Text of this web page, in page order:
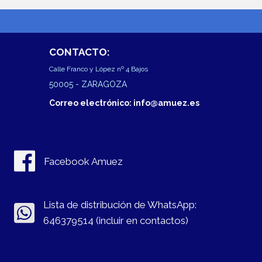
CONTACTO:
Calle Franco y López nº 4 Bajos
50005 - ZARAGOZA
Correo electrónico: info@amuez.es
Facebook Amuez
Lista de distribución de WhatsApp:
646379514 (incluir en contactos)